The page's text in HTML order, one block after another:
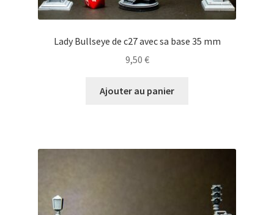
Lady Bullseye de c27 avec sa base 35 mm
9,50 €
Ajouter au panier